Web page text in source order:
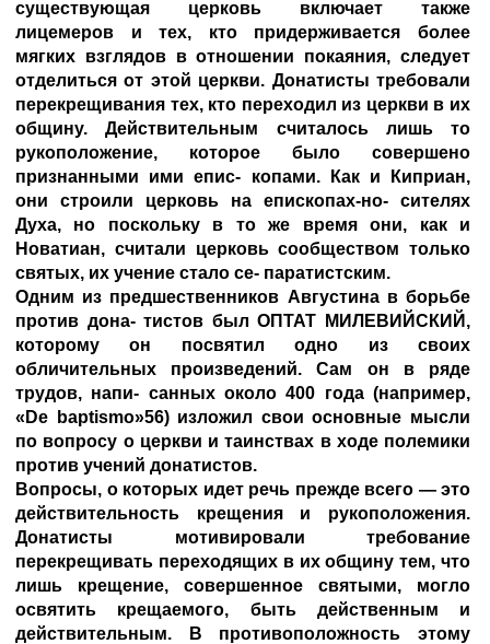
существующая церковь включает также
лицемеров и тех, кто придерживается более
мягких взглядов в отношении покаяния, следует
отделиться от этой церкви. Донатисты требовали
перекрещивания тех, кто переходил из церкви в их
общину. Действительным считалось лишь то
рукоположение, которое было совершено
признанными ими епис- копами. Как и Киприан,
они строили церковь на епископах-но- сителях
Духа, но поскольку в то же время они, как и
Новатиан, считали церковь сообществом только
святых, их учение стало се- паратистским.
Одним из предшественников Августина в борьбе
против дона- тистов былОПТАТ МИЛЕВИЙСКИЙ ,
которому он посвятил одно из своих
обличительных произведений. Сам он в ряде
трудов, напи- санных около 400 года (например,
«De baptismo»56) изложил свои основные мысли
по вопросу о церкви и таинствах в ходе полемики
против учений донатистов.
Вопросы, о которых идет речь прежде всего — это
действительность крещения и рукоположения.
Донатисты мотивировали требование
перекрещивать переходящих в их общину тем, что
лишь крещение, совершенное святыми, могло
освятить крещаемого, быть действенным и
действительным. В противоположность этому